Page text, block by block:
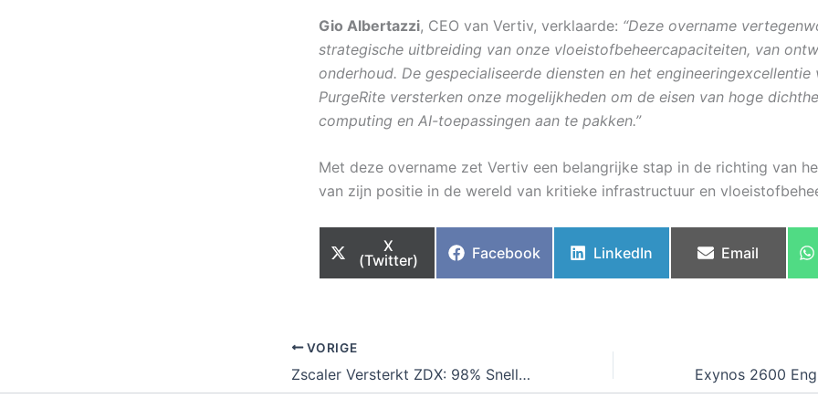
Gio Albertazzi, CEO van Vertiv, verklaarde: “Deze overname
strategische uitbreiding van onze vloeistofbeheercapaciteiten, van
onderhoud. De gespecialiseerde diensten en het engineeringexcellentie
PurgeRite versterken onze mogelijkheden om de eisen van hoge
computing en AI-toepassingen aan te pakken.”
Met deze overname zet Vertiv een belangrijke stap in de richting van
van zijn positie in de wereld van kritieke infrastructuur en
Share
on
X
(Twitter)
Share
Facebook
Share
LinkedIn
Share
Email
VORIGE
Zscaler Versterkt ZDX: 98% Snellere Detectie en Oplossing ‘in Minuten’ met Unified Telemetrie en Slimme ISP-Uitwijking